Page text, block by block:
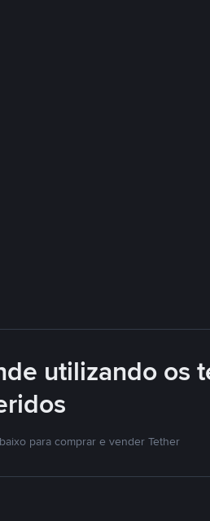
utilizando os
para comprar e vender Tether